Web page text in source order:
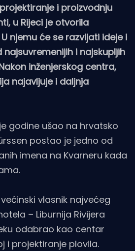
i proizvodnju
u Rijeci je otvorila
njemu će se razvijati ideje i
i najskupljih
inženjerskog centra,
najavljuje i daljnja
godine ušao na hrvatsko
postao je jedno od
imena na Kvarneru kada
vlasnik najvećeg
– Liburnija Rivijera
odabrao kao centar
i projektiranje plovila.